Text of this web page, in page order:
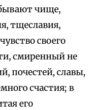
чище,
тщеславия,
своего
смиренный не
почестей, славы,
счастия; в
его